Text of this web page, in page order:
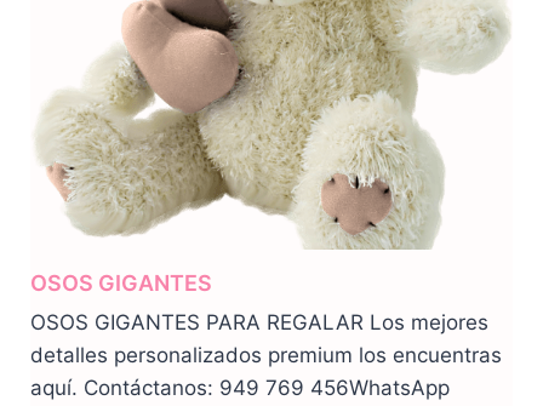
OSOS GIGANTES
OSOS GIGANTES PARA REGALAR Los mejores
detalles personalizados premium los encuentras
aquí. Contáctanos: 949 769 456WhatsApp